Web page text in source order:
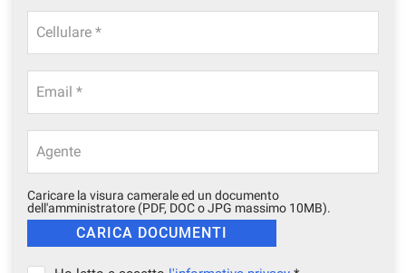
Cellulare *
Email *
Agente
Caricare la visura camerale ed un documento
dell'amministratore (PDF, DOC o JPG massimo 10MB).
questi
strumenti
di
tracciamento
cookie
policy.
rivedere
e
modificare
le